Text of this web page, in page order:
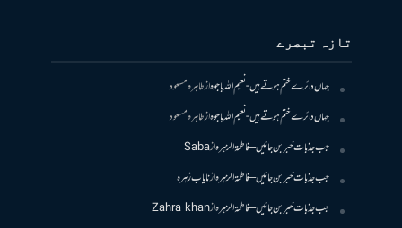
تازہ تبصرے
جہاں دائرے ختم ہوتے ہیں- نعیم اللہ باجوہازطاہرہ مسعود
جہاں دائرے ختم ہوتے ہیں- نعیم اللہ باجوہازطاہرہ مسعود
جب جذبات خبر بن جائیں – فاطمۃالزہرہازSaba
جب جذبات خبر بن جائیں – فاطمۃالزہرہازنایاب زہرہ
جب جذبات خبر بن جائیں – فاطمۃالزہرہازZahra khan